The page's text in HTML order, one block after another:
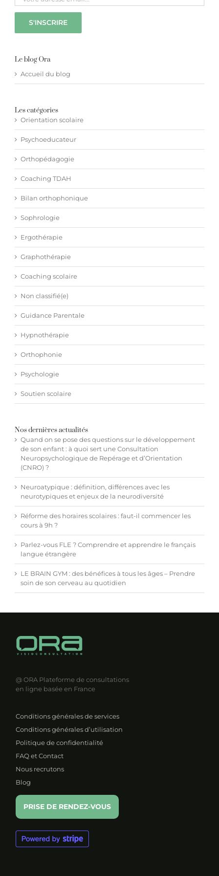
Hypnothérapie à distance
Espace membre
Facebook
Contact WhatsApp
Le blog Ora
Accueil du blog
Les catégories
Orientation scolaire
Psychoeducateur
Orthopédagogie
Coaching TDAH
Bilan orthophonique
Sophrologie
Ergothérapie
Graphothérapie
Coaching scolaire
Non classifié(e)
Guidance Parentale
Hypnothérapie
Orthophonie
Psychologie
Soutien scolaire
Nos dernières actualités
Quand on se pose des questions sur le développement
de son enfant : à quoi sert une Consultation
Neuropsychologique de Repérage et d’Orientation
(CNRO) ?
Neuroatypique : définition, différences avec les
neurotypiques et enjeux de la neurodiversité
Réforme des horaires scolaires : faut-il commencer les
cours à 9h ?
Parlez-vous FLE ? Comprendre et apprendre le français
langue étrangère
LE BRAIN GYM : des bénéfices à tous les âges – Prendre
soin de son cerveau au quotidien
@ ORA Plateforme de consultations
en ligne basée en France
Conditions générales de services
Conditions générales d’utilisation
Politique de confidentialité
FAQ et Contact
Nous recrutons
Blog
PRISE DE RENDEZ-VOUS